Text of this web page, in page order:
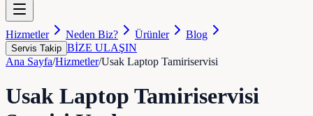
Hizmetler Neden Biz? Ürünler Blog
Servis Takip BİZE ULAŞIN
Ana Sayfa/Hizmetler/Usak Laptop Tamiriservisi
Usak Laptop Tamiriservisi